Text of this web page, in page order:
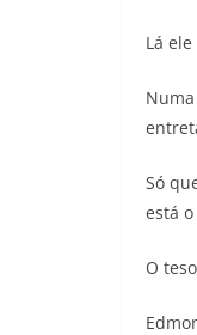
Lá
Só
está
O